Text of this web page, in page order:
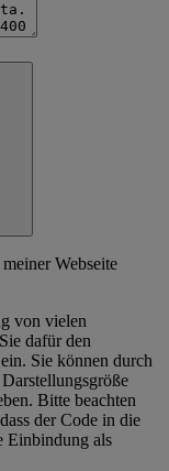
Webseite
von vielen
dafür den
Sie können durch
Bitte beachten
der Code in die
Einbindung als